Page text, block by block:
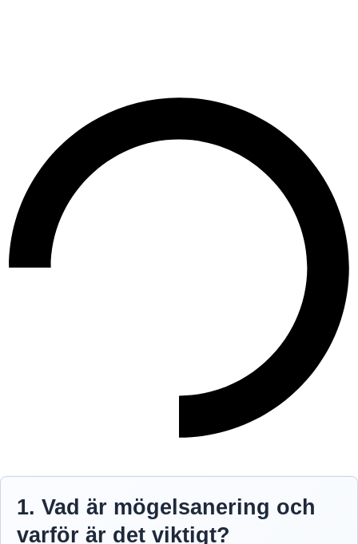
1. Vad är mögelsanering och
varför är det viktigt?